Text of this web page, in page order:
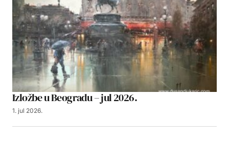
Izložbe u Beogradu – jul 2026.
1. jul 2026.